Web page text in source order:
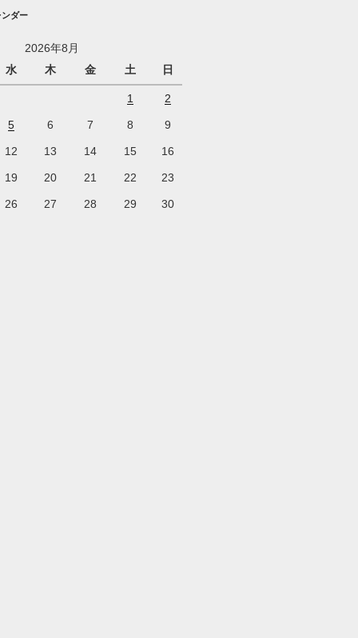
ダー
2026年8月
水
木 金 土 日
1 2
5 6 7 8 9
12 13 14 15 16
19 20 21 22 23
26 27 28 29 30